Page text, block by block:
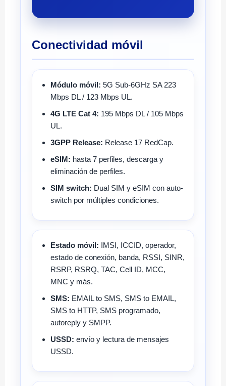
Conectividad móvil
Módulo móvil: 5G Sub-6GHz SA 223
Mbps DL / 123 Mbps UL.
4G LTE Cat 4: 195 Mbps DL / 105 Mbps
UL.
3GPP Release: Release 17 RedCap.
eSIM: hasta 7 perfiles, descarga y
eliminación de perfiles.
SIM switch: Dual SIM y eSIM con auto-
switch por múltiples condiciones.
Estado móvil: IMSI, ICCID, operador,
estado de conexión, banda, RSSI, SINR,
RSRP, RSRQ, TAC, Cell ID, MCC,
MNC y más.
SMS: EMAIL to SMS, SMS to EMAIL,
SMS to HTTP, SMS programado,
autoreply y SMPP.
USSD: envío y lectura de mensajes
USSD.